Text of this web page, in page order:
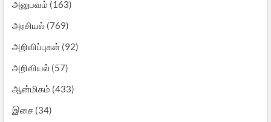
அனுபவம் (163)
அரசியல்(769)
அறிவிப்புகள்(92)
அறிவியல்(57)
ஆன்மிகம் (433)
இசை(34)